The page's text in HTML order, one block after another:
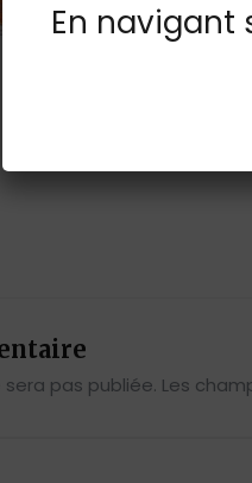
pas publiée. Les
En navigant